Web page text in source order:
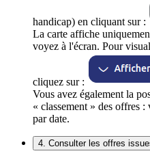
handicap) en cliquant sur :
La carte affiche
voyez à l'écran. Pour
cliquez sur :
Vous avez également la
« classement » des offres
par date.
4. Consulter les offres